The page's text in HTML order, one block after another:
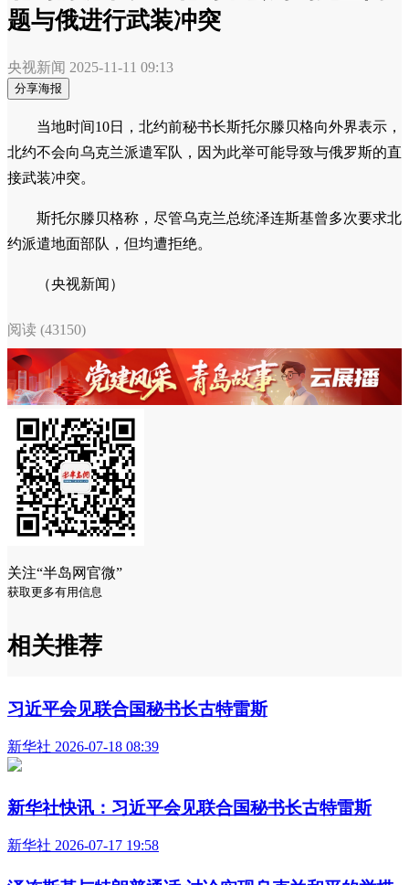
题与俄进行武装冲突
央视新闻 2025-11-11 09:13
分享海报
当地时间10日，北约前秘书长斯托尔滕贝格向外界表示，
北约不会向乌克兰派遣军队，因为此举可能导致与俄罗斯的直
接武装冲突。
斯托尔滕贝格称，尽管乌克兰总统泽连斯基曾多次要求北
约派遣地面部队，但均遭拒绝。
（央视新闻）
阅读 (43150)
关注“半岛网官微”
获取更多有用信息
相关推荐
习近平会见联合国秘书长古特雷斯
新华社 2026-07-18 08:39
新华社快讯：习近平会见联合国秘书长古特雷斯
新华社 2026-07-17 19:58